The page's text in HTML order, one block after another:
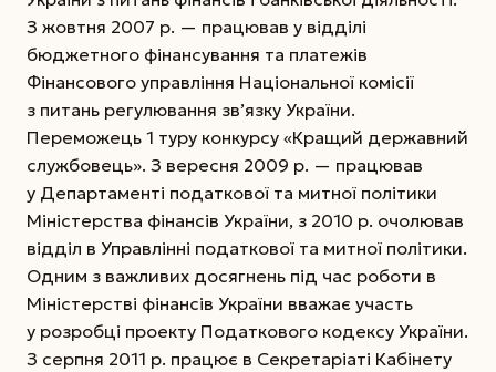
З жовтня 2007 р. — працював у відділі
бюджетного фінансування та платежів
Фінансового управління Націо­нальної комісії
з питань регулювання зв’язку України.
Переможець 1 туру конкурсу «Кращий державний
службовець». З вересня 2009 р. — працював
у Департаменті податкової та митної політики
Міністерства фінансів України, з 2010 р. очолював
відділ в Управлінні податкової та митної політики.
Одним з важливих досягнень під час роботи в
Міністерстві фінансів України вважає участь
у розробці проекту Податкового кодексу України.
З серпня 2011 р. працює в Секретаріаті Кабінету